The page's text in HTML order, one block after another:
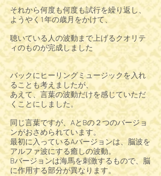
それから何度も何度も試行を繰り返し、
ようやく1年の歳月をかけて、
聴いている人の波動まで上げるクオリテ
ィのものが完成しました
バックにヒーリングミュージックを入れ
ることも考えましたが、
あえて、言葉の波動だけを感じていただ
くことにしました。
同じ言葉ですが、AとBの２つのバージョ
ンがおさめられています。
最初に入っているAバージョンは、脳波を
アルファ波にする癒しの波動。
Bバージョンは海馬を刺激するもので、脳
に作用する部分が異なります。